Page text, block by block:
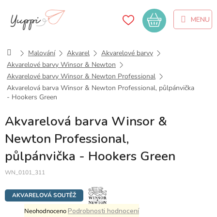
obsah
Nákupní
košík
DomůMalování Akvarel
Akvarelové barvy
Akvarelové barvy Winsor & Newton
Akvarelové barvy Winsor & Newton Professional
Akvarelová barva Winsor & Newton Professional, půlpánvička
- Hookers Green
Akvarelová barva Winsor &
Newton Professional,
půlpánvička - Hookers Green
WN_0101_311
AKVARELOVÁ SOUTĚŽ
Průměrné
NeohodnocenoPodrobnosti hodnocení